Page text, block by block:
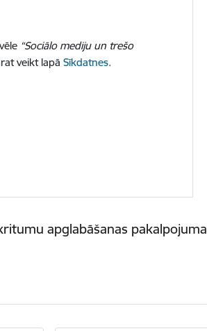
“Sociālo mediju un trešo
veikt lapāSīkdatnes.
apglabāšanas pakalpojuma